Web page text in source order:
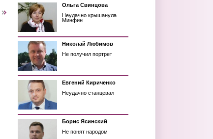
Ольга Свинцова
Неудачно крышанула
Минфин
Николай Любимов
Не получил портрет
Евгений Кириченко
Неудачно станцевал
Борис Ясинский
Не понят народом